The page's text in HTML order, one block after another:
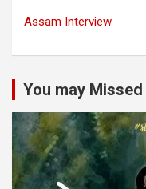
Assam Interview
You may Missed